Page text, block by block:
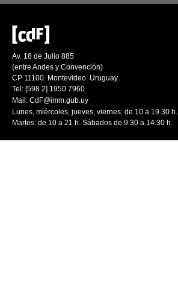
Av. 18 de Julio 885
(entre Andes y Convención)
CP 11100. Montevideo. Uruguay
Tel: [598 2] 1950 7960
Mail: CdF@imm.gub.uy
Lunes, miércoles, jueves, viernes: de 10 a 19.30 h.
Martes: de 10 a 21 h. Sábados de 9.30 a 14.30 h.